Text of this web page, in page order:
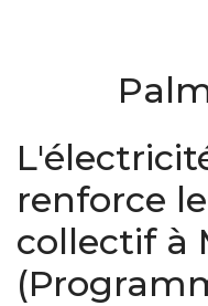
renforce
collectif à